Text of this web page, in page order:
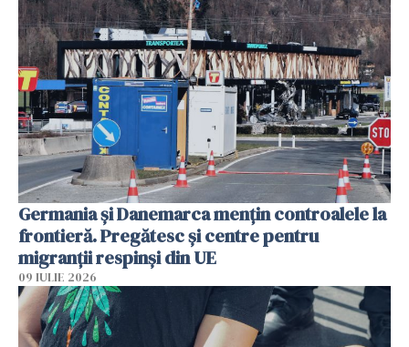
Germania și Danemarca mențin controalele la
frontieră. Pregătesc și centre pentru
migranții respinși din UE
09 IULIE 2026